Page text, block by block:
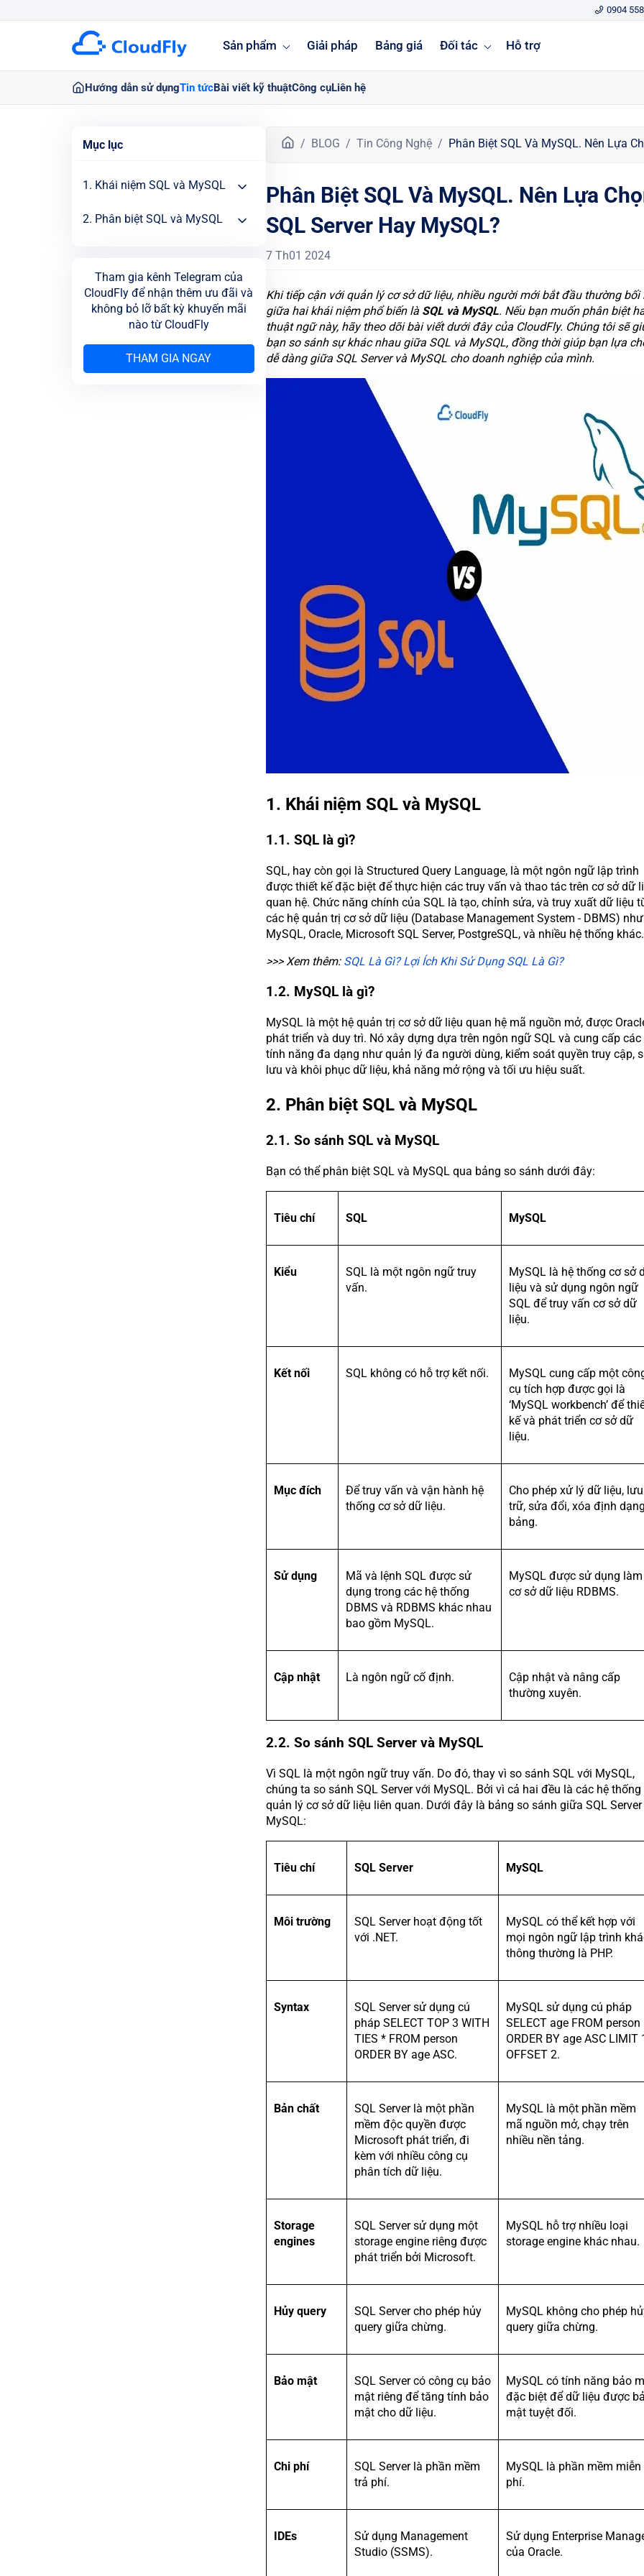
0904
Sản phẩm Giải pháp Bảng giá Đối tác Hỗ trợ
Hướng dẫn sử dụngTin tứcBài viết kỹ thuậtCông cụLiên hệ
Mục lục
1. Khái niệm SQL và MySQL
2. Phân biệt SQL và MySQL
Tham gia kênh Telegram của
CloudFly để nhận thêm ưu đãi và
không bỏ lỡ bất kỳ khuyến mãi
nào từ CloudFly
THAM GIA NGAY
T
n
g
c
h
ủ
BLOG Tin Công Nghệ Phân Biệt SQL Và MySQL. Nên Lựa
Phân Biệt SQL Và MySQL. Nên Lựa
SQL Server Hay MySQL?
7 Th01 2024
Khi tiếp cận với quản lý cơ sở dữ liệu, nhiều người mới bắt đầu thường bối
giữa hai khái niệm phổ biến là SQL và MySQL. Nếu bạn muốn phân biệt
thuật ngữ này, hãy theo dõi bài viết dưới đây của CloudFly. Chúng tôi sẽ
bạn so sánh sự khác nhau giữa SQL và MySQL, đồng thời giúp bạn lựa
dễ dàng giữa SQL Server và MySQL cho doanh nghiệp của mình.
1. Khái niệm SQL và MySQL
1.1. SQL là gì?
SQL, hay còn gọi là Structured Query Language, là một ngôn ngữ lập trình
được thiết kế đặc biệt để thực hiện các truy vấn và thao tác trên cơ sở dữ
quan hệ. Chức năng chính của SQL là tạo, chỉnh sửa, và truy xuất dữ liệu
các hệ quản trị cơ sở dữ liệu (Database Management System - DBMS) như
MySQL, Oracle, Microsoft SQL Server, PostgreSQL, và nhiều hệ thống khác.
>>> Xem thêm: SQL Là Gì? Lợi Ích Khi Sử Dụng SQL Là Gì?
1.2. MySQL là gì?
MySQL là một hệ quản trị cơ sở dữ liệu quan hệ mã nguồn mở, được
phát triển và duy trì. Nó xây dựng dựa trên ngôn ngữ SQL và cung cấp các
tính năng đa dạng như quản lý đa người dùng, kiểm soát quyền truy cập,
lưu và khôi phục dữ liệu, khả năng mở rộng và tối ưu hiệu suất.
2. Phân biệt SQL và MySQL
2.1. So sánh SQL và MySQL
Bạn có thể phân biệt SQL và MySQL qua bảng so sánh dưới đây:
Tiêu chí SQL MySQL
Kiểu
SQL là một ngôn ngữ truy
vấn.
MySQL là hệ thống cơ sở
liệu và sử dụng ngôn ngữ
SQL để truy vấn cơ sở dữ
liệu.
Kết nối SQL không có hỗ trợ kết nối.
MySQL cung cấp một
cụ tích hợp được gọi là
‘MySQL workbench’ để
kế và phát triển cơ sở dữ
liệu.
Mục đích
Để truy vấn và vận hành hệ
thống cơ sở dữ liệu.
Cho phép xử lý dữ liệu, lưu
trữ, sửa đổi, xóa định
bảng.
Sử dụng
Mã và lệnh SQL được sử
dụng trong các hệ thống
DBMS và RDBMS khác nhau
bao gồm MySQL.
MySQL được sử dụng làm
cơ sở dữ liệu RDBMS.
Cập nhật Là ngôn ngữ cố định.
Cập nhật và nâng cấp
thường xuyên.
2.2. So sánh SQL Server và MySQL
Vì SQL là một ngôn ngữ truy vấn. Do đó, thay vì so sánh SQL với MySQL,
chúng ta so sánh SQL Server với MySQL. Bởi vì cả hai đều là các hệ thống
quản lý cơ sở dữ liệu liên quan. Dưới đây là bảng so sánh giữa SQL Server
MySQL:
Tiêu chí SQL Server MySQL
Môi trường
SQL Server hoạt động tốt
với .NET.
MySQL có thể kết hợp với
mọi ngôn ngữ lập trình
thông thường là PHP.
Syntax
SQL Server sử dụng cú
pháp SELECT TOP 3 WITH
TIES * FROM person
ORDER BY age ASC.
MySQL sử dụng cú pháp
SELECT age FROM person
ORDER BY age ASC LIMIT
OFFSET 2.
Bản chất
SQL Server là một phần
mềm độc quyền được
Microsoft phát triển, đi
kèm với nhiều công cụ
phân tích dữ liệu.
MySQL là một phần mềm
mã nguồn mở, chạy trên
nhiều nền tảng.
Storage
engines
SQL Server sử dụng một
storage engine riêng được
phát triển bởi Microsoft.
MySQL hỗ trợ nhiều loại
storage engine khác nhau.
Hủy query
SQL Server cho phép hủy
query giữa chừng.
MySQL không cho phép
query giữa chừng.
Bảo mật
SQL Server có công cụ bảo
mật riêng để tăng tính bảo
mật cho dữ liệu.
MySQL có tính năng bảo
đặc biệt để dữ liệu được
mật tuyệt đối.
Chi phí
SQL Server là phần mềm
trả phí.
MySQL là phần mềm miễn
phí.
IDEs
Sử dụng Management
Studio (SSMS).
Sử dụng Enterprise
của Oracle.